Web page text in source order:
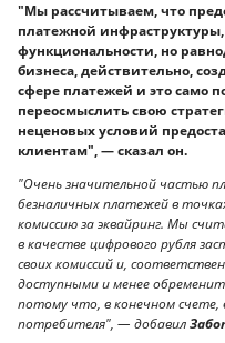
"Мы рассчитываем, что
платежной
функциональности, но
бизнеса, действительно,
сфере платежей и это само
переосмыслить свою
неценовых условий
клиентам", — сказал он.
"Очень значительной частью
безналичных платежей в
комиссию за эквайринг. Мы
в качестве цифрового рубля
своих комиссий и,
доступными и менее
потому что, в конечном счете,
потребителя", — добавил